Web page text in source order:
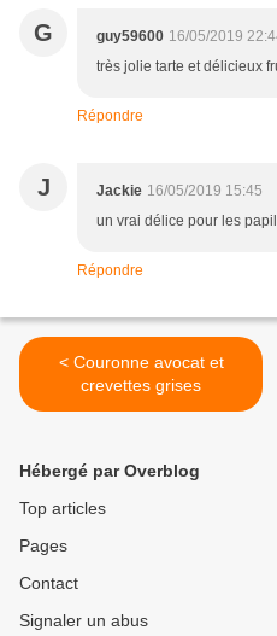
G guy59600 16/05/2019
très jolie tarte et délicieux
Répondre
J Jackie 16/05/2019 15:45
un vrai délice pour les
Répondre
< Couronne avocat et
crevettes grises
Hébergé par Overblog
Top articles
Pages
Contact
Signaler un abus